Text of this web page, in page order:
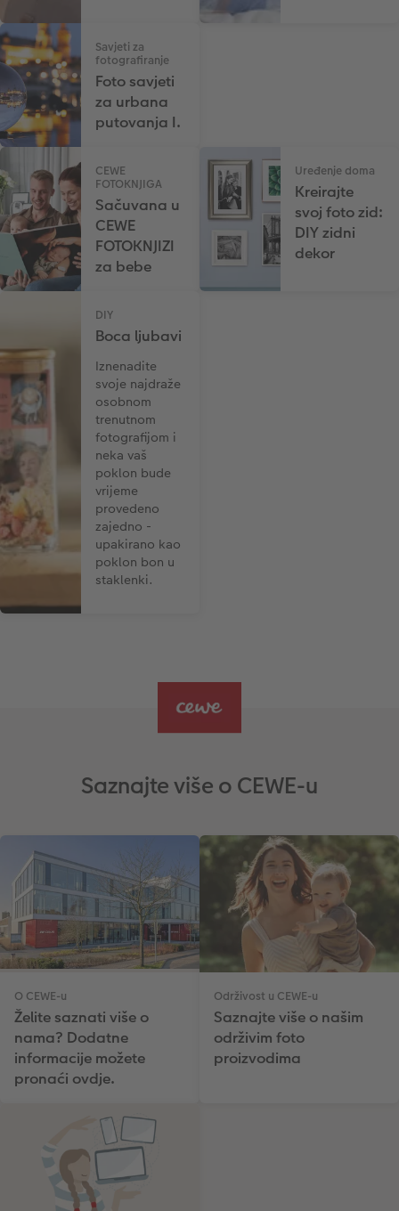
Savjeti za
fotografiranje
Foto savjeti
za urbana
putovanja I.
CEWE
FOTOKNJIGA
Sačuvana u
CEWE
FOTOKNJIZI
za bebe
Uređenje doma
Kreirajte
svoj foto zid:
DIY zidni
dekor
DIY
Boca ljubavi
Iznenadite
svoje najdraže
osobnom
trenutnom
fotografijom i
neka vaš
poklon bude
vrijeme
provedeno
zajedno -
upakirano kao
poklon bon u
staklenki.
Saznajte više o CEWE-u
O CEWE-u
Želite saznati više o
nama? Dodatne
informacije možete
pronaći ovdje.
Održivost u CEWE-u
Saznajte više o našim
održivim foto
proizvodima